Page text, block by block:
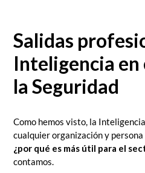
Salidas
Inteligencia en
la Seguridad
Como hemos visto, la
cualquier organización y persona
¿por qué es más útil para el
contamos.